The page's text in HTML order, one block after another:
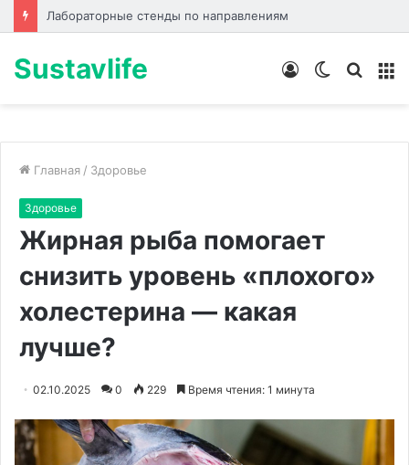
Sustavlife
Switch
Войти
Главная / Здоровье
Здоровье
Жирная рыба помогает
снизить уровень «плохого»
холестерина — какая
лучше?
02.10.2025 0 229 Время чтения: 1 минута